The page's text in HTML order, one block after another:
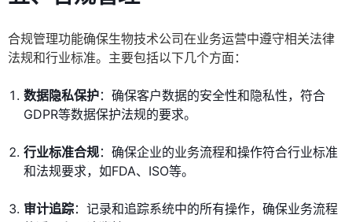
合规管理功能确保生物技术公司在业务运营中遵守相关法律
法规和行业标准。主要包括以下几个方面：
数据隐私保护：确保客户数据的安全性和隐私性，符合
GDPR等数据保护法规的要求。
行业标准合规：确保企业的业务流程和操作符合行业标准
和法规要求，如FDA、ISO等。
审计追踪：记录和追踪系统中的所有操作，确保业务流程